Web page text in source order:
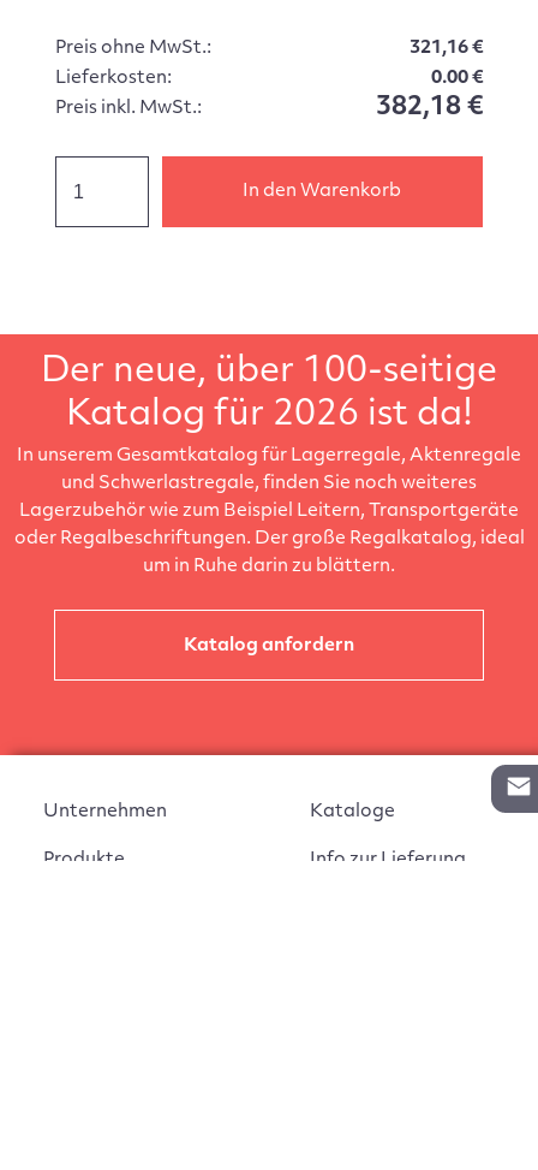
Preis ohne MwSt.:
321,16 €
Lieferkosten:
0.00 €
Preis inkl. MwSt.:
382,18 €
In den Warenkorb
Der neue, über 100-seitige
Katalog für 2026 ist da!
In unserem Gesamtkatalog für Lagerregale, Aktenregale
und Schwerlastregale, finden Sie noch weiteres
Lagerzubehör wie zum Beispiel Leitern, Transportgeräte
oder Regalbeschriftungen. Der große Regalkatalog, ideal
um in Ruhe darin zu blättern.
Katalog anfordern
Unternehmen
Produkte
Kataloge
Info zur Lieferung